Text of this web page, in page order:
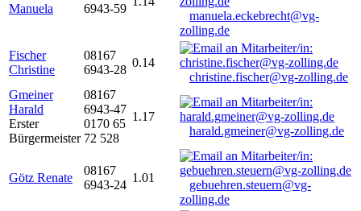
Manuela
6943-59
manuela.eckebrecht@vg-
zolling.de
Fischer
Christine
08167
6943-28
0.14
christine.fischer@vg-zolling.de
Gmeiner
Harald
Erster
Bürgermeister
08167
6943-47
0170 65
72 528
1.17
harald.gmeiner@vg-zolling.de
Götz Renate
08167
6943-24
1.01
gebuehren.steuern@vg-
zolling.de